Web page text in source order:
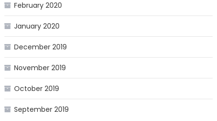
February 2020
January 2020
December 2019
November 2019
October 2019
September 2019